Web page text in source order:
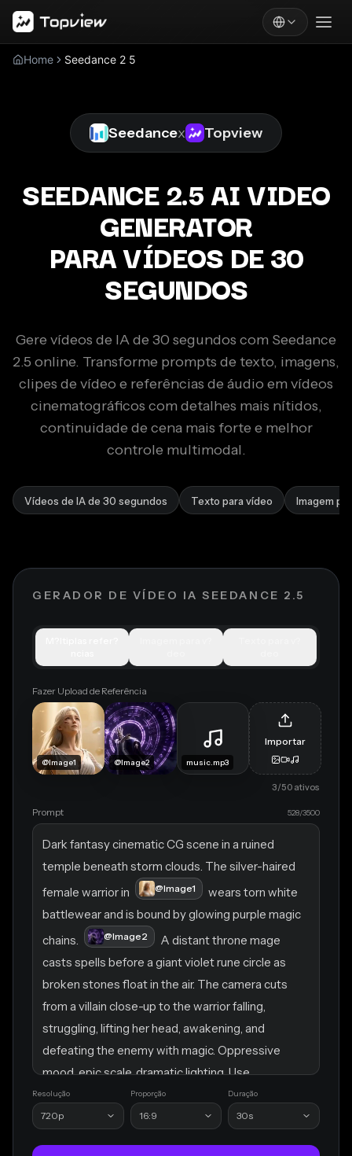
Home Seedance 2 5
Seedancex Topview
SEEDANCE 2.5 AI VIDEO
GENERATOR
PARA VÍDEOS DE 30
SEGUNDOS
Gere vídeos de IA de 30 segundos com Seedance
2.5 online. Transforme prompts de texto, imagens,
clipes de vídeo e referências de áudio em vídeos
cinematográficos com detalhes mais nítidos,
continuidade de cena mais forte e melhor
controle multimodal.
Vídeos de IA de 30 segundos Texto para vídeo Imagem
GERADOR DE VÍDEO IA SEEDANCE 2.5
Fazer Upload de Referência
@Image1 @Image2 music.mp3
Importar
3/50 ativos
Prompt 528/3500
Dark fantasy cinematic CG scene in a ruined
temple beneath storm clouds. The silver-haired
female warrior in
@Image1
wears torn white
battlewear and is bound by glowing purple magic
chains.
@Image2
A distant throne mage
casts spells before a giant violet rune circle as
broken stones float in the air. The camera cuts
from a villain close-up to the warrior falling,
struggling, lifting her head, awakening, and
defeating the enemy with magic. Oppressive
mood, epic scale, dramatic lighting. Use
music.mp3 as the music reference.
Resolução
720p
Proporção
16:9
Duração
30s